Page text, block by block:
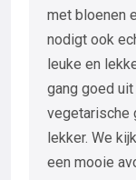
met bloenen
nodigt ook
leuke en
gang goed
vegetarische
lekker. We
een mooie